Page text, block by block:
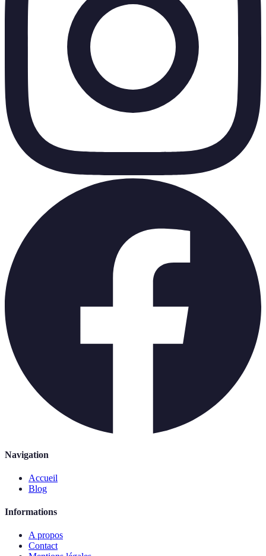
Navigation
Accueil
Blog
Informations
A propos
Contact